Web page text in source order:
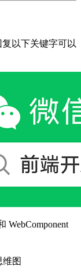
以下关键字可以
WebComponent
维图